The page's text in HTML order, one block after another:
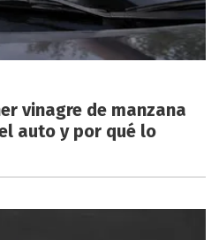
vinagre de manzana
auto y por qué lo